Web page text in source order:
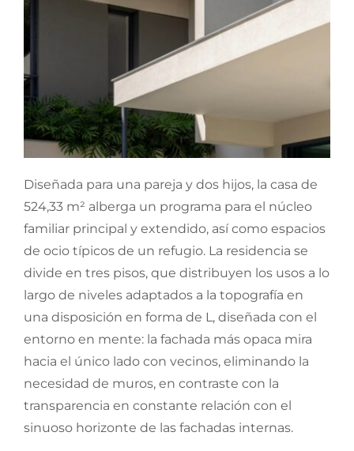
Diseñada para una pareja y dos hijos, la casa de
524,33 m² alberga un programa para el núcleo
familiar principal y extendido, así como espacios
de ocio típicos de un refugio. La residencia se
divide en tres pisos, que distribuyen los usos a lo
largo de niveles adaptados a la topografía en
una disposición en forma de L, diseñada con el
entorno en mente: la fachada más opaca mira
hacia el único lado con vecinos, eliminando la
necesidad de muros, en contraste con la
transparencia en constante relación con el
sinuoso horizonte de las fachadas internas.